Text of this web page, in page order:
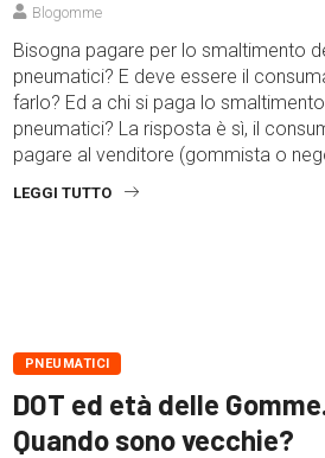
Blogomme
Bisogna pagare per lo smaltimento
pneumatici? E deve essere il
farlo? Ed a chi si paga lo
pneumatici? La risposta è sì, il
pagare al venditore (gommista o
LEGGI TUTTO
PNEUMATICI
DOT ed età delle
Quando sono vecchie?